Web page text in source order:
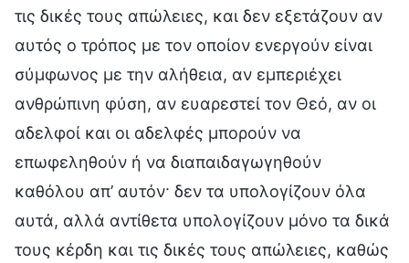
τις δικές τους απώλειες, και δεν εξετάζουν αν
αυτός ο τρόπος με τον οποίον ενεργούν είναι
σύμφωνος με την αλήθεια, αν εμπεριέχει
ανθρώπινη φύση, αν ευαρεστεί τον Θεό, αν οι
αδελφοί και οι αδελφές μπορούν να
επωφεληθούν ή να διαπαιδαγωγηθούν
καθόλου απ’ αυτόν· δεν τα υπολογίζουν όλα
αυτά, αλλά αντίθετα υπολογίζουν μόνο τα δικά
τους κέρδη και τις δικές τους απώλειες, καθώς